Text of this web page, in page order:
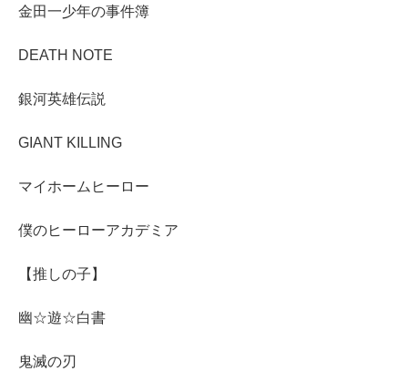
金田一少年の事件簿
DEATH NOTE
銀河英雄伝説
GIANT KILLING
マイホームヒーロー
僕のヒーローアカデミア
【推しの子】
幽☆遊☆白書
鬼滅の刃